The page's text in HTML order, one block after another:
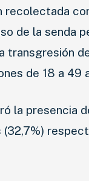
recolectada
de la senda
transgresión
de 18 a 49
la presencia